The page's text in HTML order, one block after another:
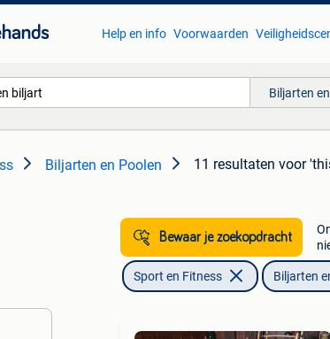
Help en info Voorwaarden
Biljarten
Biljarten en Poolen 11 resultaten voor
Bewaar je zoekopdracht
Sport en Fitness Biljarten